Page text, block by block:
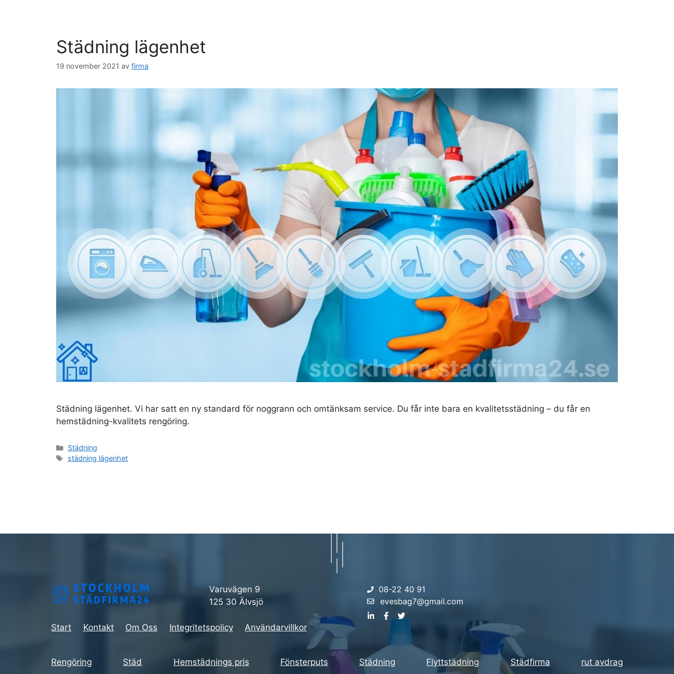
Städning lägenhet
19 november 2021 av firma
Städning lägenhet. Vi har satt en ny standard för noggrann och omtänksam service. Du får inte bara en kvalitetsstädning – du får en
hemstädning-kvalitets rengöring.
Kategorier
Städning
Etiketter
städning lägenhet
Varuvägen 9
125 30 Älvsjö
08-22 40 91
evesbag7@gmail.com
Start Kontakt Om Oss Integritetspolicy Användarvillkor
Rengöring Städ Hemstädnings pris Fönsterputs Städning Flyttstädning Städfirma rut avdrag